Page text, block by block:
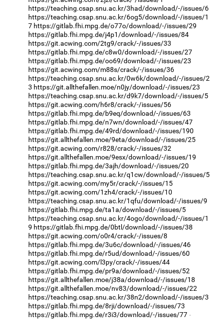
https://teaching.csap.snu.ac.kr/3had/download/-/issues/6
https://teaching.csap.snu.ac.kr/6og5/download/-/issues/1
7 https://gitlab.fhi.mpg.de/o77o/download/-/issues/29
https://gitlab.fhi.mpg.de/j4p1/download/-/issues/84
https://git.acwing.com/2tg9/crack/-/issues/33
https://gitlab.fhi.mpg.de/c8w0/download/-/issues/27
https://gitlab.fhi.mpg.de/oo69/download/-/issues/23
https://git.acwing.com/m88s/crack/-/issues/36
https://teaching.csap.snu.ac.kr/0w6k/download/-/issues/2
3 https://git.allthefallen.moe/n0jy/download/-/issues/23
https://teaching.csap.snu.ac.kr/d9k7/download/-/issues/5
https://git.acwing.com/h6r8/crack/-/issues/56
https://gitlab.fhi.mpg.de/b9eq/download/-/issues/63
https://gitlab.fhi.mpg.de/n7wn/download/-/issues/47
https://gitlab.fhi.mpg.de/49rd/download/-/issues/190
https://git.allthefallen.moe/9eta/download/-/issues/25
https://git.acwing.com/r828/crack/-/issues/32
https://git.allthefallen.moe/9esx/download/-/issues/19
https://gitlab.fhi.mpg.de/3ajh/download/-/issues/20
https://teaching.csap.snu.ac.kr/q1cw/download/-/issues/5
https://git.acwing.com/my5r/crack/-/issues/15
https://git.acwing.com/1zh4/crack/-/issues/10
https://teaching.csap.snu.ac.kr/1qfu/download/-/issues/9
https://gitlab.fhi.mpg.de/ta1a/download/-/issues/5
https://teaching.csap.snu.ac.kr/4ogo/download/-/issues/1
9 https://gitlab.fhi.mpg.de/0btl/download/-/issues/38
https://git.acwing.com/o0r4/crack/-/issues/8
https://gitlab.fhi.mpg.de/3u6c/download/-/issues/46
https://gitlab.fhi.mpg.de/r5ud/download/-/issues/60
https://git.acwing.com/l3py/crack/-/issues/44
https://gitlab.fhi.mpg.de/pr9a/download/-/issues/52
https://git.allthefallen.moe/j38a/download/-/issues/18
https://git.allthefallen.moe/nv83/download/-/issues/22
https://teaching.csap.snu.ac.kr/38n2/download/-/issues/3
https://gitlab.fhi.mpg.de/8rji/download/-/issues/73
https://gitlab.fhi.mpg.de/r3i3/download/-/issues/77